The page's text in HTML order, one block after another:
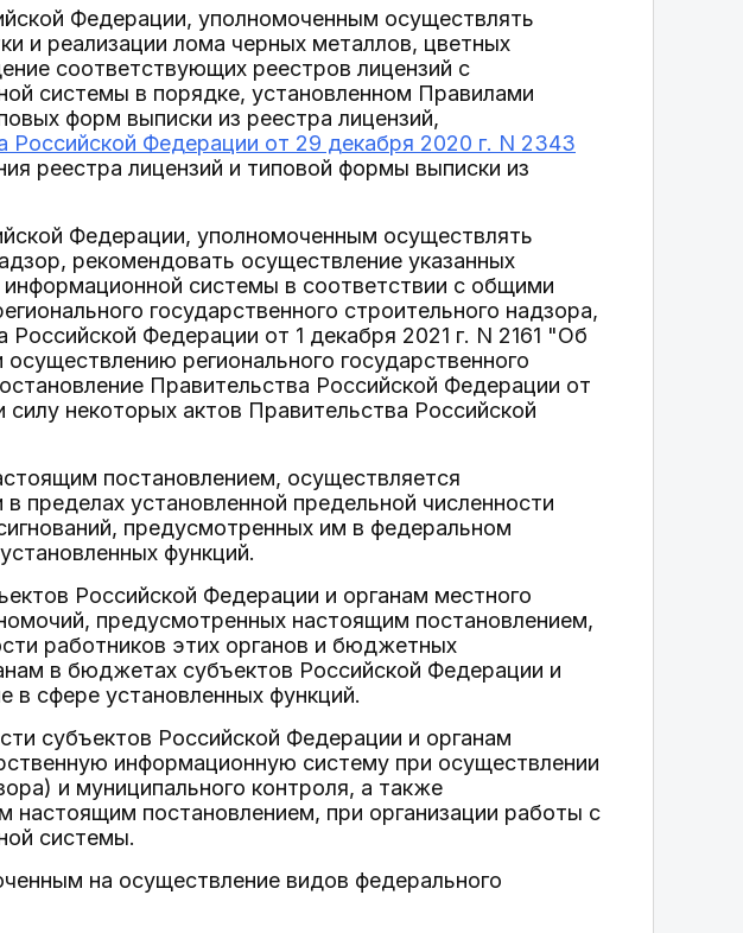
Федерации, уполномоченным осуществлять
и реализации лома черных металлов, цветных
соответствующих реестров лицензий с
системы в порядке, установленном Правилами
форм выписки из реестра лицензий,
Российской Федерации от 29 декабря 2020 г. N 2343
реестра лицензий и типовой формы выписки из
Федерации, уполномоченным осуществлять
рекомендовать осуществление указанных
системы в соответствии с общими
государственного строительного надзора,
Федерации от 1 декабря 2021 г. N 2161 "Об
регионального государственного
Правительства Российской Федерации от
некоторых актов Правительства Российской
постановлением, осуществляется
пределах установленной предельной численности
предусмотренных им в федеральном
функций.
Российской Федерации и органам местного
предусмотренных настоящим постановлением,
работников этих органов и бюджетных
в бюджетах субъектов Российской Федерации и
в сфере установленных функций.
субъектов Российской Федерации и органам
информационную систему при осуществлении
и муниципального контроля, а также
постановлением, при организации работы с
системы.
на осуществление видов федерального